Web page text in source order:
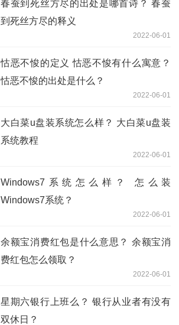
春蚕到死丝方尽的出处是哪首诗？ 春蚕
到死丝方尽的释义
2022-06-01
怙恶不悛的定义 怙恶不悛有什么寓意？
怙恶不悛的出处是什么？
2022-06-01
大白菜u盘装系统怎么样？ 大白菜u盘装
系统教程
2022-06-01
Windows7系统怎么样？ 怎么装
Windows7系统？
2022-06-01
余额宝消费红包是什么意思？ 余额宝消
费红包怎么领取？
2022-06-01
星期六银行上班么？ 银行从业者有没有
双休日？